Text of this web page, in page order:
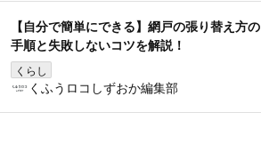
【自分で簡単にできる】網戸の張り替え方の
手順と失敗しないコツを解説！
くらし
くふうロコしずおか編集部